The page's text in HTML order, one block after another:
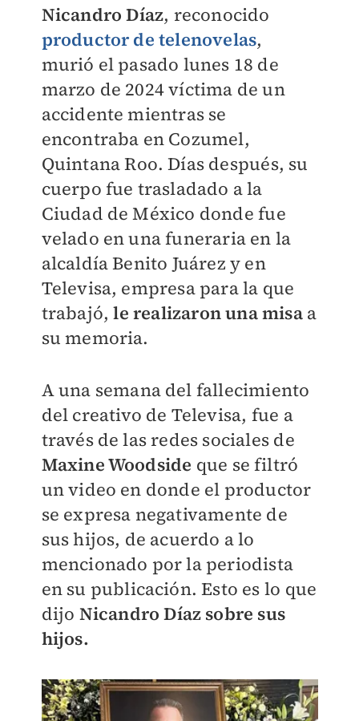
Nicandro Díaz, reconocido
productor de telenovelas,
murió el pasado lunes 18 de
marzo de 2024 víctima de un
accidente mientras se
encontraba en Cozumel,
Quintana Roo. Días después, su
cuerpo fue trasladado a la
Ciudad de México donde fue
velado en una funeraria en la
alcaldía Benito Juárez y en
Televisa, empresa para la que
trabajó,le realizaron una misaa
su memoria.
A una semana del fallecimiento
del creativo de Televisa, fue a
través de las redes sociales de
Maxine Woodside que se filtró
un video en donde el productor
se expresa negativamente de
sus hijos, de acuerdo a lo
mencionado por la periodista
en su publicación. Esto es lo que
dijo Nicandro Díaz sobre sus
hijos.